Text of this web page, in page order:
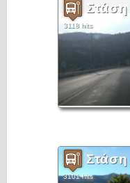
3118 hits
3101 hits